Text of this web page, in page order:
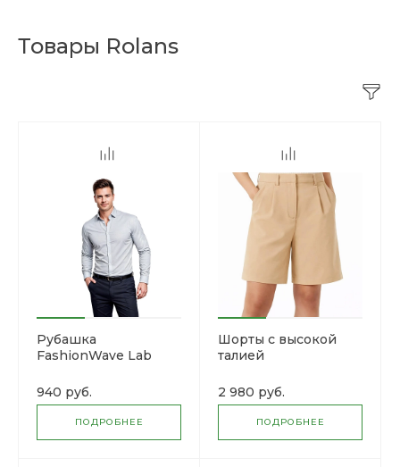
Товары Rolans
Рубашка
FashionWave Lab
940 руб.
ПОДРОБНЕЕ
Шорты с высокой
талией
2 980 руб.
ПОДРОБНЕЕ